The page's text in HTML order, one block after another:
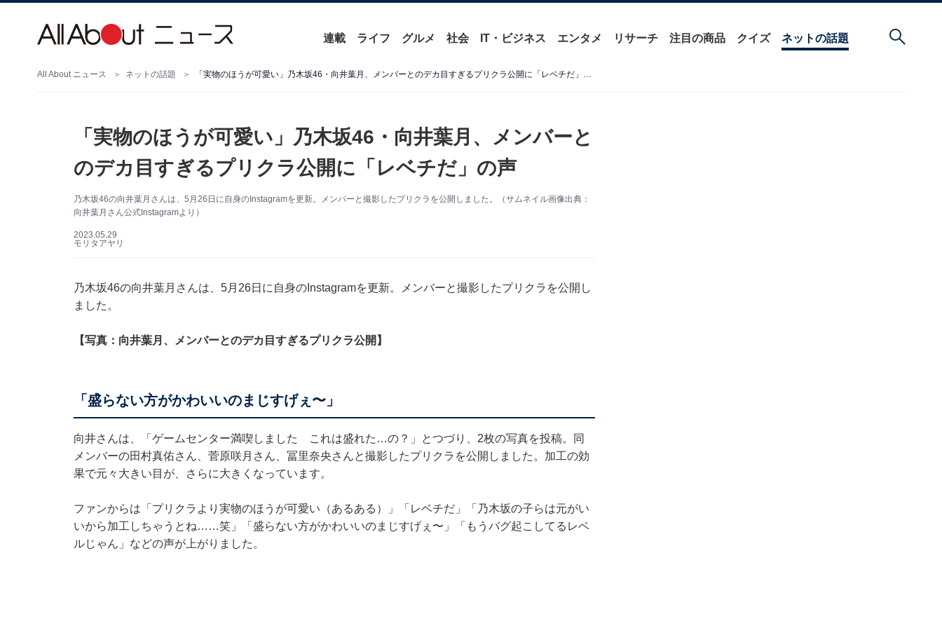
連載 ライフ グルメ 社会 IT・ビジネス エンタメ リサーチ 注目の商品 クイズ ネットの話題
All About ニュース ネットの話題 「実物のほうが可愛い」乃木坂46・向井葉月、メンバーとのデカ目すぎるプリクラ公開に「レベチだ」の声
「実物のほうが可愛い」乃木坂46・向井葉月、メンバーと
のデカ目すぎるプリクラ公開に「レベチだ」の声
乃木坂46の向井葉月さんは、5月26日に自身のInstagramを更新。メンバーと撮影したプリクラを公開しました。（サムネイル画像出典：
向井葉月さん公式Instagramより）
2023.05.29
モリタアヤリ
乃木坂46の向井葉月さんは、5月26日に自身のInstagramを更新。メンバーと撮影したプリクラを公開し
ました。
【写真：向井葉月、メンバーとのデカ目すぎるプリクラ公開】
「盛らない方がかわいいのまじすげぇ〜」
向井さんは、「ゲームセンター満喫しました これは盛れた…の？」とつづり、2枚の写真を投稿。同
メンバーの田村真佑さん、菅原咲月さん、冨里奈央さんと撮影したプリクラを公開しました。加工の効
果で元々大きい目が、さらに大きくなっています。
ファンからは「プリクラより実物のほうが可愛い（あるある）」「レベチだ」「乃木坂の子らは元がい
いから加工しちゃうとね……笑」「盛らない方がかわいいのまじすげぇ〜」「もうバグ起こしてるレベ
ルじゃん」などの声が上がりました。